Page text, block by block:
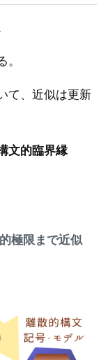
て、近似は更新
文的臨界縁
極限まで近似